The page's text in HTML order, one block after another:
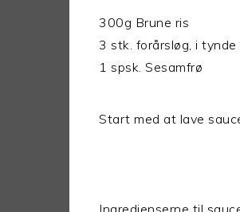
300g Brune ris
3 stk. forårsløg, i tynde
1 spsk. Sesamfrø
Start med at lave
Ingredienserne til